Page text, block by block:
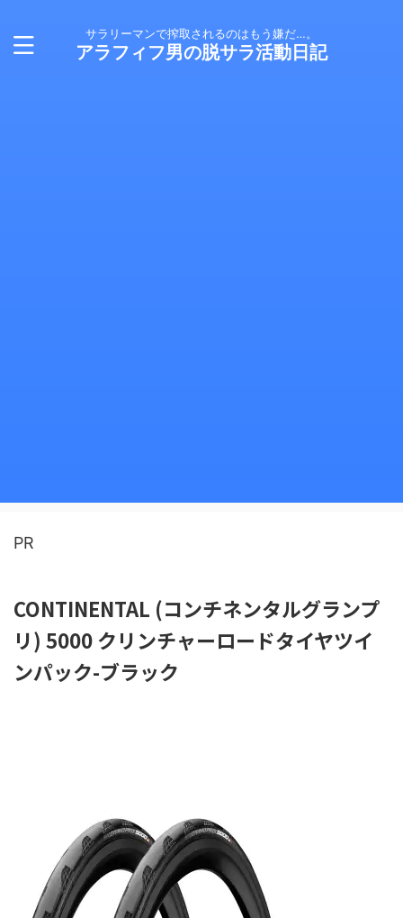
サラリーマンで搾取されるのはもう嫌だ…。
アラフィフ男の脱サラ活動日記
PR
CONTINENTAL (コンチネンタルグランプ
リ) 5000 クリンチャーロードタイヤツイ
ンパック-ブラック